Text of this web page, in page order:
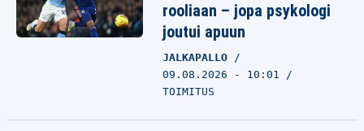
rooliaan – jopa psykologi
joutui apuun
JALKAPALLO
09.08.2026 - 10:01
TOIMITUS